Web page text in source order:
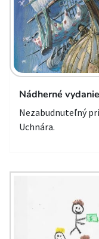
Nádherné
Nezabudnuteľný
Uchnára.